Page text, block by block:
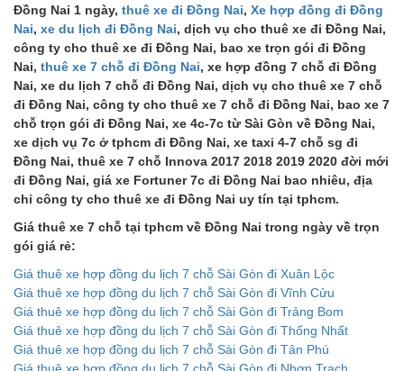
Đồng Nai 1 ngày, thuê xe đi Đồng Nai, Xe hợp đồng đi Đồng
Nai, xe du lịch đi Đồng Nai, dịch vụ cho thuê xe đi Đồng Nai,
công ty cho thuê xe đi Đồng Nai, bao xe trọn gói đi Đồng
Nai, thuê xe 7 chỗ đi Đồng Nai, xe hợp đồng 7 chỗ đi Đồng
Nai, xe du lịch 7 chỗ đi Đồng Nai, dịch vụ cho thuê xe 7 chỗ
đi Đồng Nai, công ty cho thuê xe 7 chỗ đi Đồng Nai, bao xe 7
chỗ trọn gói đi Đồng Nai, xe 4c-7c từ Sài Gòn về Đồng Nai,
xe dịch vụ 7c ở tphcm đi Đồng Nai, xe taxi 4-7 chỗ sg đi
Đồng Nai, thuê xe 7 chỗ Innova 2017 2018 2019 2020 đời mới
đi Đồng Nai, giá xe Fortuner 7c đi Đồng Nai bao nhiêu, địa
chỉ công ty cho thuê xe đi Đồng Nai uy tín tại tphcm.
Giá thuê xe 7 chỗ tại tphcm về Đồng Nai trong ngày về trọn
gói giá rẻ:
Giá thuê xe hợp đồng du lịch 7 chỗ Sài Gòn đi Xuân Lộc
Giá thuê xe hợp đồng du lịch 7 chỗ Sài Gòn đi Vĩnh Cửu
Giá thuê xe hợp đồng du lịch 7 chỗ Sài Gòn đi Trảng Bom
Giá thuê xe hợp đồng du lịch 7 chỗ Sài Gòn đi Thống Nhất
Giá thuê xe hợp đồng du lịch 7 chỗ Sài Gòn đi Tân Phú